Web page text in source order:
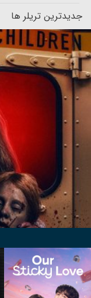
جدیدترین تریلر ها